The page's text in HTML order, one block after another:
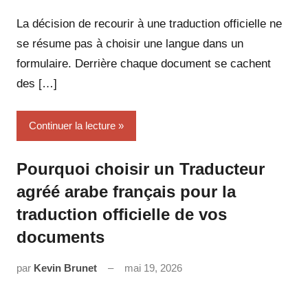
La décision de recourir à une traduction officielle ne
se résume pas à choisir une langue dans un
formulaire. Derrière chaque document se cachent
des […]
Continuer la lecture
Pourquoi choisir un Traducteur
agréé arabe français pour la
traduction officielle de vos
documents
par Kevin Brunet mai 19, 2026